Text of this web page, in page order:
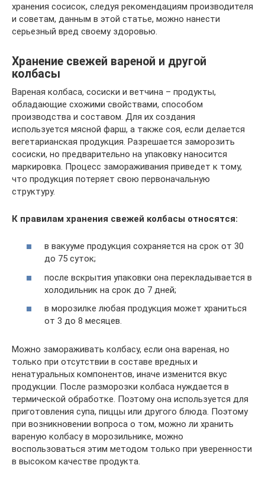
хранения сосисок, следуя рекомендациям производителя
и советам, данным в этой статье, можно нанести
серьезный вред своему здоровью.
Хранение свежей вареной и другой
колбасы
Вареная колбаса, сосиски и ветчина – продукты,
обладающие схожими свойствами, способом
производства и составом. Для их создания
используется мясной фарш, а также соя, если делается
вегетарианская продукция. Разрешается заморозить
сосиски, но предварительно на упаковку наносится
маркировка. Процесс замораживания приведет к тому,
что продукция потеряет свою первоначальную
структуру.
К правилам хранения свежей колбасы относятся:
в вакууме продукция сохраняется на срок от 30
до 75 суток;
после вскрытия упаковки она перекладывается в
холодильник на срок до 7 дней;
в морозилке любая продукция может храниться
от 3 до 8 месяцев.
Можно замораживать колбасу, если она вареная, но
только при отсутствии в составе вредных и
ненатуральных компонентов, иначе изменится вкус
продукции. После разморозки колбаса нуждается в
термической обработке. Поэтому она используется для
приготовления супа, пиццы или другого блюда. Поэтому
при возникновении вопроса о том, можно ли хранить
вареную колбасу в морозильнике, можно
воспользоваться этим методом только при уверенности
в высоком качестве продукта.